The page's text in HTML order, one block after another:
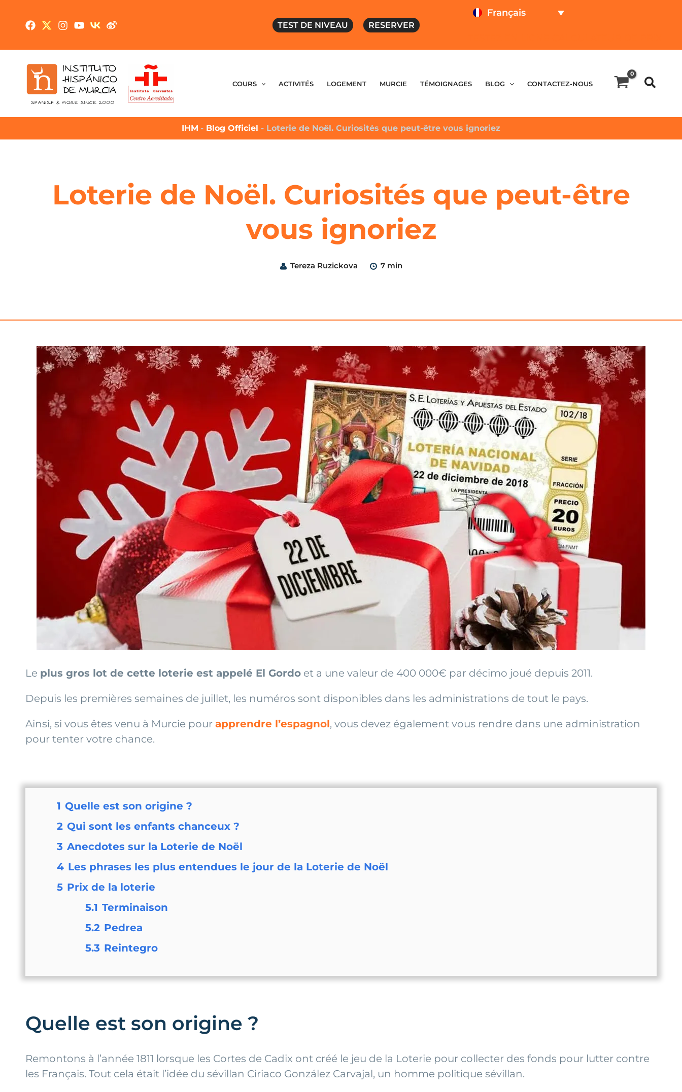
TEST DE NIVEAU RESERVER
Français
COURS ACTIVITÉS LOGEMENT MURCIE TÉMOIGNAGES BLOG CONTACTEZ-NOUS
IHM - Blog Officiel - Loterie de Noël. Curiosités que peut-être vous ignoriez
Loterie de Noël. Curiosités que peut-être
vous ignoriez
Tereza Ruzickova 7 min
Le plus gros lot de cette loterie est appelé El Gordo et a une valeur de 400 000€ par décimo joué depuis 2011.
Depuis les premières semaines de juillet, les numéros sont disponibles dans les administrations de tout le pays.
Ainsi, si vous êtes venu à Murcie pour apprendre l’espagnol, vous devez également vous rendre dans une administration
pour tenter votre chance.
1 Quelle est son origine ?
2 Qui sont les enfants chanceux ?
3 Anecdotes sur la Loterie de Noël
4 Les phrases les plus entendues le jour de la Loterie de Noël
5 Prix de la loterie
5.1 Terminaison
5.2 Pedrea
5.3 Reintegro
Quelle est son origine ?
Remontons à l’année 1811 lorsque les Cortes de Cadix ont créé le jeu de la Loterie pour collecter des fonds pour lutter contre
les Français. Tout cela était l’idée du sévillan Ciriaco González Carvajal, un homme politique sévillan.